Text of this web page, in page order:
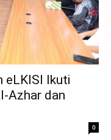
eLKISI Ikuti
Azhar dan
0